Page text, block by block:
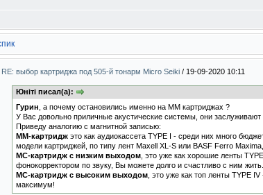
RE: выбор картриджа под 505-й тонарм Micro Seiki / 19-09-2020 10:11
Юнiтi писал(а):
Гурин , а почему остановились именно на ММ картриджах ?
У Вас довольно приличные акустические системы, они
Приведу аналогию с магнитной записью:
MM-картридж это как аудиокассета TYPE I - среди них много
модели картриджей, по типу лент Maxell XL-S или BASF Ferro
MС-картридж с низким выходом , это уже как хорошие ленты
фонокорректором по звуку, Вы можете долго и счастливо с ним жить.
MС-картридж с высоким выходом , это уже как топ ленты TYPE
максимум!